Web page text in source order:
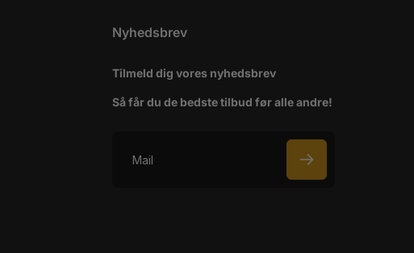
Nyhedsbrev
Tilmeld dig vores nyhedsbrev
Så får du de bedste tilbud før alle andre!